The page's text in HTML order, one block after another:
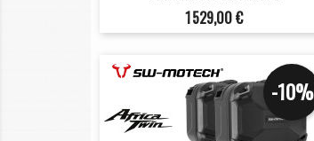
Prix
1 529,00 €
-10%